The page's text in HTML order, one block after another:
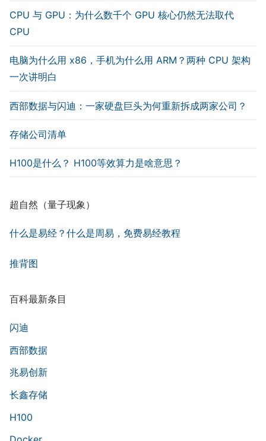
CPU 与 GPU：为什么数千个 GPU 核心仍然无法取代
CPU
电脑为什么用 x86，手机为什么用 ARM？两种 CPU 架构
一次讲明白
西部数据与闪迪：一家硬盘巨头为何重新拆成两家公司？
存储公司清单
H100是什么？ H100等效算力是啥意思？
超自然（量子现象）
什么是易经？什么是周易，免费易经教程
推背图
百科最新条目
闪迪
西部数据
兆易创新
长鑫存储
H100